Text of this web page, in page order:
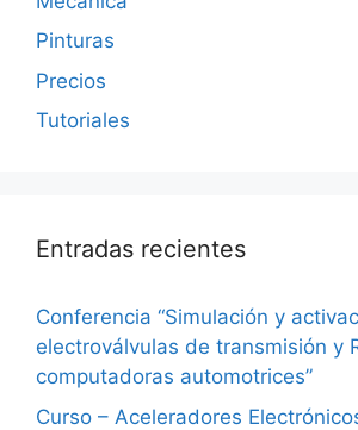
Pinturas
Precios
Tutoriales
Entradas recientes
Conferencia “Simulación y
electroválvulas de transmisión y
computadoras automotrices”
Curso – Aceleradores